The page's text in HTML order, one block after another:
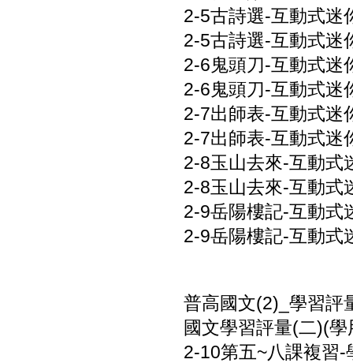
2-5古詩選-互動式迷
2-5古詩選-互動式迷
2-6鬼頭刀-互動式迷
2-6鬼頭刀-互動式迷
2-7出師表-互動式迷
2-7出師表-互動式迷
2-8玉山去來-互動式
2-8玉山去來-互動式
2-9岳陽樓記-互動式
2-9岳陽樓記-互動式
普高國文(2)_學習評
國文學習評量(二)(學
2-10第五~八課複習